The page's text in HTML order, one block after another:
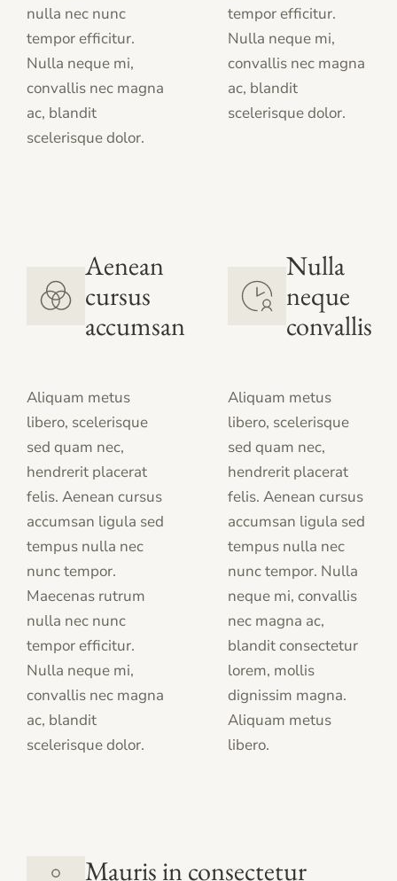
nulla nec nunc
tempor efficitur.
Nulla neque mi,
convallis nec magna
ac, blandit
scelerisque dolor.
tempor efficitur.
Nulla neque mi,
convallis nec magna
ac, blandit
scelerisque dolor.
Aenean
cursus
accumsan
Aliquam metus
libero, scelerisque
sed quam nec,
hendrerit placerat
felis. Aenean cursus
accumsan ligula sed
tempus nulla nec
nunc tempor.
Maecenas rutrum
nulla nec nunc
tempor efficitur.
Nulla neque mi,
convallis nec magna
ac, blandit
scelerisque dolor.
Nulla
neque
convallis
Aliquam metus
libero, scelerisque
sed quam nec,
hendrerit placerat
felis. Aenean cursus
accumsan ligula sed
tempus nulla nec
nunc tempor. Nulla
neque mi, convallis
nec magna ac,
blandit consectetur
lorem, mollis
dignissim magna.
Aliquam metus
libero.
Mauris in consectetur